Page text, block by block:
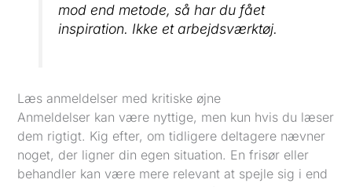
mod end metode, så har du fået
inspiration. Ikke et arbejdsværktøj.
Læs anmeldelser med kritiske øjne
Anmeldelser kan være nyttige, men kun hvis du læser
dem rigtigt. Kig efter, om tidligere deltagere nævner
noget, der ligner din egen situation. En frisør eller
behandler kan være mere relevant at spejle sig i end